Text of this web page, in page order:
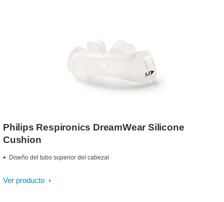
Philips Respironics DreamWear Silicone
Cushion
Diseño del tubo superior del cabezal
Ver producto